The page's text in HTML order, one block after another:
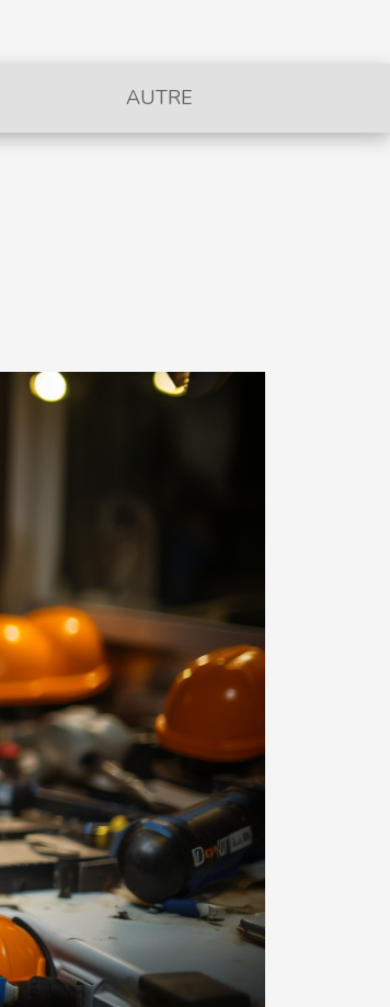
AUTRE